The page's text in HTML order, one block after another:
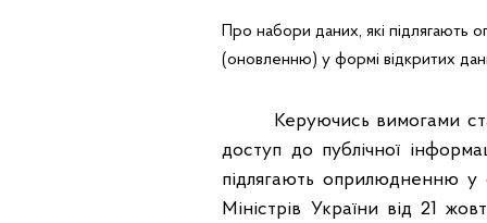
Про набори даних, які
(оновленню) у формі відкритих
Керуючись вимогами
доступ до публічної
підлягають оприлюдненню у
Міністрів України від 21